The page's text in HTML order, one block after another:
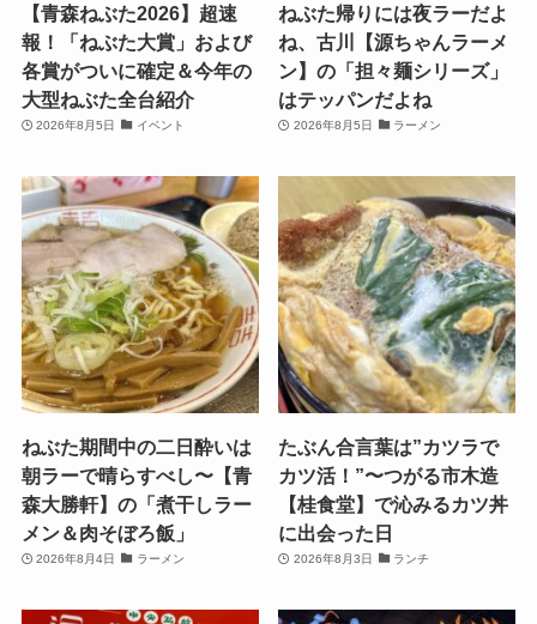
【青森ねぶた2026】超速
報！「ねぶた大賞」および
各賞がついに確定＆今年の
大型ねぶた全台紹介
2026年8月5日 イベント
ねぶた帰りには夜ラーだよ
ね、古川【源ちゃんラーメ
ン】の「担々麺シリーズ」
はテッパンだよね
2026年8月5日 ラーメン
ねぶた期間中の二日酔いは
朝ラーで晴らすべし〜【青
森大勝軒】の「煮干しラー
メン＆肉そぼろ飯」
2026年8月4日 ラーメン
たぶん合言葉は”カツラで
カツ活！”〜つがる市木造
【桂食堂】で沁みるカツ丼
に出会った日
2026年8月3日 ランチ